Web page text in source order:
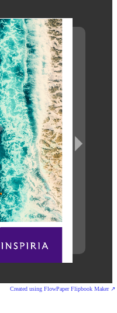
Created using FlowPaper Flipbook Maker ↗